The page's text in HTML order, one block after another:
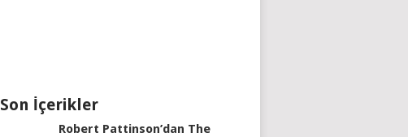
Son İçerikler
Robert Pattinson’dan The